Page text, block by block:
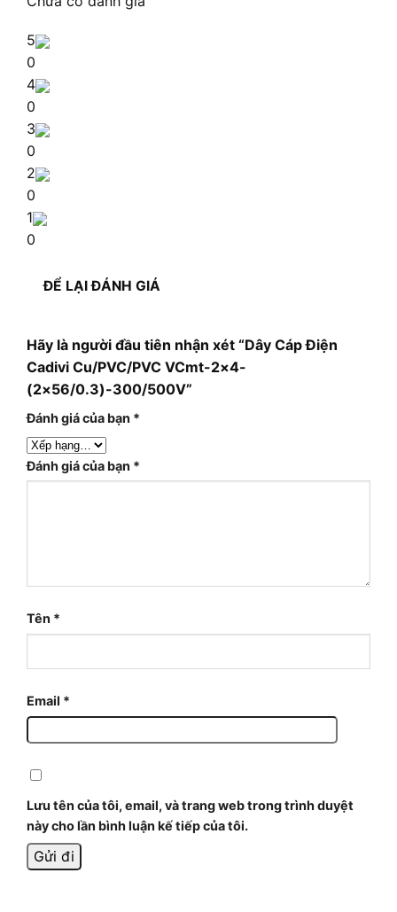
5
0
4
0
3
0
2
0
1
0
ĐỂ LẠI ĐÁNH GIÁ
Hãy là người đầu tiên nhận xét “Dây Cáp Điện
Cadivi Cu/PVC/PVC VCmt-2×4-
(2×56/0.3)-300/500V”
Đánh giá của bạn *
Đánh giá của bạn *
Tên *
Email *
Lưu tên của tôi, email, và trang web trong trình duyệt
này cho lần bình luận kế tiếp của tôi.